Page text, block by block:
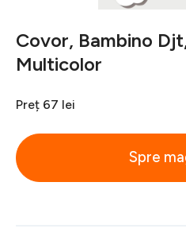
Covor, Bambino
Multicolor
Preț 67 lei
Spre